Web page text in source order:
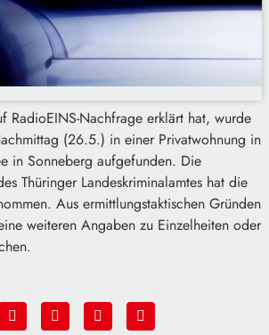
RadioEINS-Nachfrage erklärt hat, wurde
(26.5.) in einer Privatwohnung in
in Sonneberg aufgefunden. Die
Thüringer Landeskriminalamtes hat die
Aus ermittlungstaktischen Gründen
weiteren Angaben zu Einzelheiten oder